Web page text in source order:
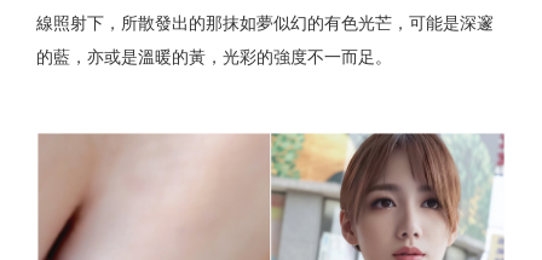
線照射下，所散發出的那抹如夢似幻的有色光芒，可能是深邃
的藍，亦或是溫暖的黃，光彩的強度不一而足。